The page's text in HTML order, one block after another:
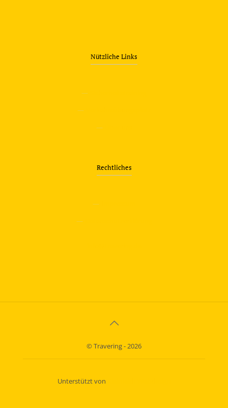
Nützliche Links
—
—
—
Rechtliches
—
—
© Travering - 2026
Unterstützt von